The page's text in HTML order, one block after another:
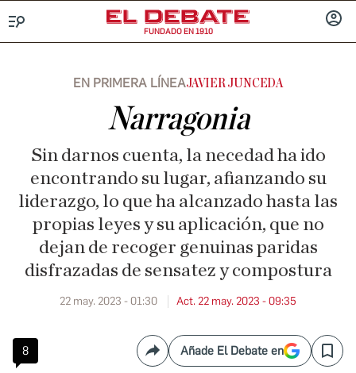
FUNDADO EN 1910
EN PRIMERA LÍNEAJAVIER JUNCEDA
Narragonia
Sin darnos cuenta, la necedad ha ido
encontrando su lugar, afianzando su
liderazgo, lo que ha alcanzado hasta las
propias leyes y su aplicación, que no
dejan de recoger genuinas paridas
disfrazadas de sensatez y compostura
22 may. 2023 - 01:30 Act. 22 may. 2023 - 09:35
8 CompartirAñade El Debate en Save